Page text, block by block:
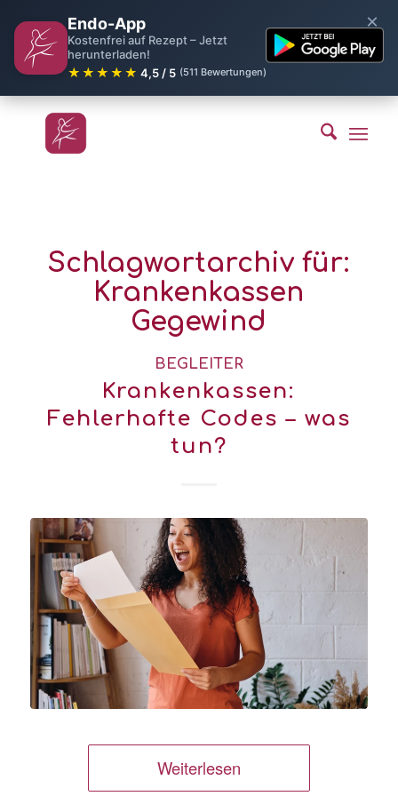
Endo-App
Kostenfrei auf Rezept – Jetzt
herunterladen!
★★★★★ 4,5 / 5 (511 Bewertungen)
×
Schlagwortarchiv für:
Krankenkassen
Gegewind
BEGLEITER
Krankenkassen:
Fehlerhafte Codes – was
tun?
Weiterlesen